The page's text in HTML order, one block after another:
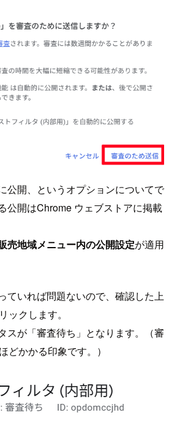
公開、というオプションについてで
公開はChrome ウェブストアに掲載
売地域メニュー内の公開設定が適用
ていれば問題ないので、確認した上
ックします。
スが「審査待ち」となります。（審
どかかる印象です。）